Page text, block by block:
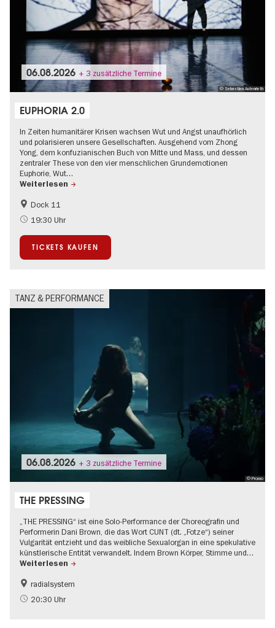
© Sebastian Autenrieth
06.08.2026 + 3 zusätzliche Termine
EUPHORIA 2.0
In Zeiten humanitärer Krisen wachsen Wut und Angst unaufhörlich
und polarisieren unsere Gesellschaften. Ausgehend vom Zhong
Yong, dem konfuzianischen Buch von Mitte und Mass, und dessen
zentraler These von den vier menschlichen Grundemotionen
Euphorie, Wut…
Weiterlesen
International
Dock 11
19:30 Uhr
TICKETS KAUFEN
TANZ & PERFORMANCE
© Promo
06.08.2026 + 3 zusätzliche Termine
THE PRESSING
„THE PRESSING“ ist eine Solo-Performance der Choreografin und
Performerin Dani Brown, die das Wort CUNT (dt. „Fotze“) seiner
Vulgarität entzieht und das weibliche Sexualorgan in eine spekulative
künstlerische Entität verwandelt. Indem Brown Körper, Stimme und…
Weiterlesen
radialsystem
20:30 Uhr